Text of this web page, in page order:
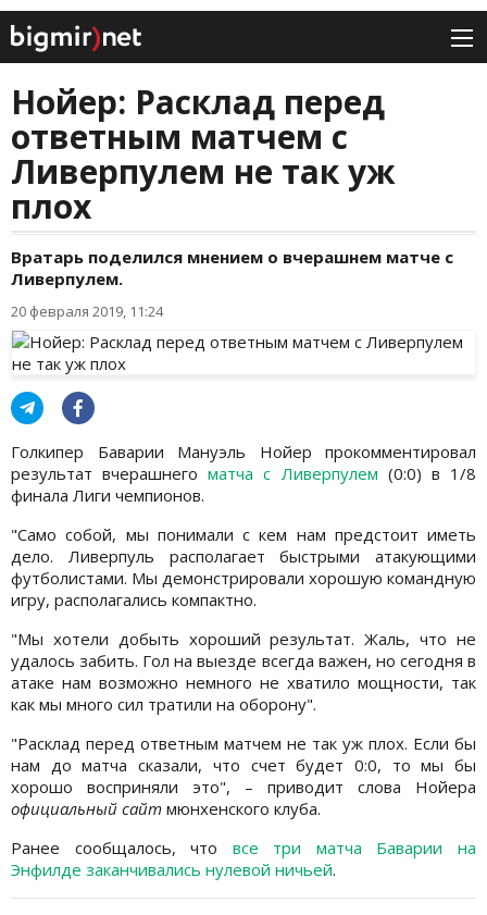
Нойер: Расклад перед
ответным матчем с
Ливерпулем не так уж
плох
Вратарь поделился мнением о вчерашнем матче с
Ливерпулем.
20 февраля 2019, 11:24
Голкипер Баварии Мануэль Нойер прокомментировал
результат вчерашнегоматча с Ливерпулем (0:0) в 1/8
финала Лиги чемпионов.
"Само собой, мы понимали с кем нам предстоит иметь
дело. Ливерпуль располагает быстрыми атакующими
футболистами. Мы демонстрировали хорошую командную
игру, располагались компактно.
"Мы хотели добыть хороший результат. Жаль, что не
удалось забить. Гол на выезде всегда важен, но сегодня в
атаке нам возможно немного не хватило мощности, так
как мы много сил тратили на оборону".
"Расклад перед ответным матчем не так уж плох. Если бы
нам до матча сказали, что счет будет 0:0, то мы бы
хорошо восприняли это", – приводит слова Нойера
официальный сайт мюнхенского клуба.
Ранее сообщалось, что все три матча Баварии на
Энфилде заканчивались нулевой ничьей.